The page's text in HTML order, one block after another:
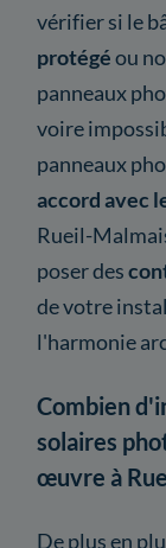
vérifier si le
protégéou
panneaux
voire
panneaux
accord avec
Rueil-
poser des
de votre
l'harmonie
Combien
solaires
œuvre à
De plus en